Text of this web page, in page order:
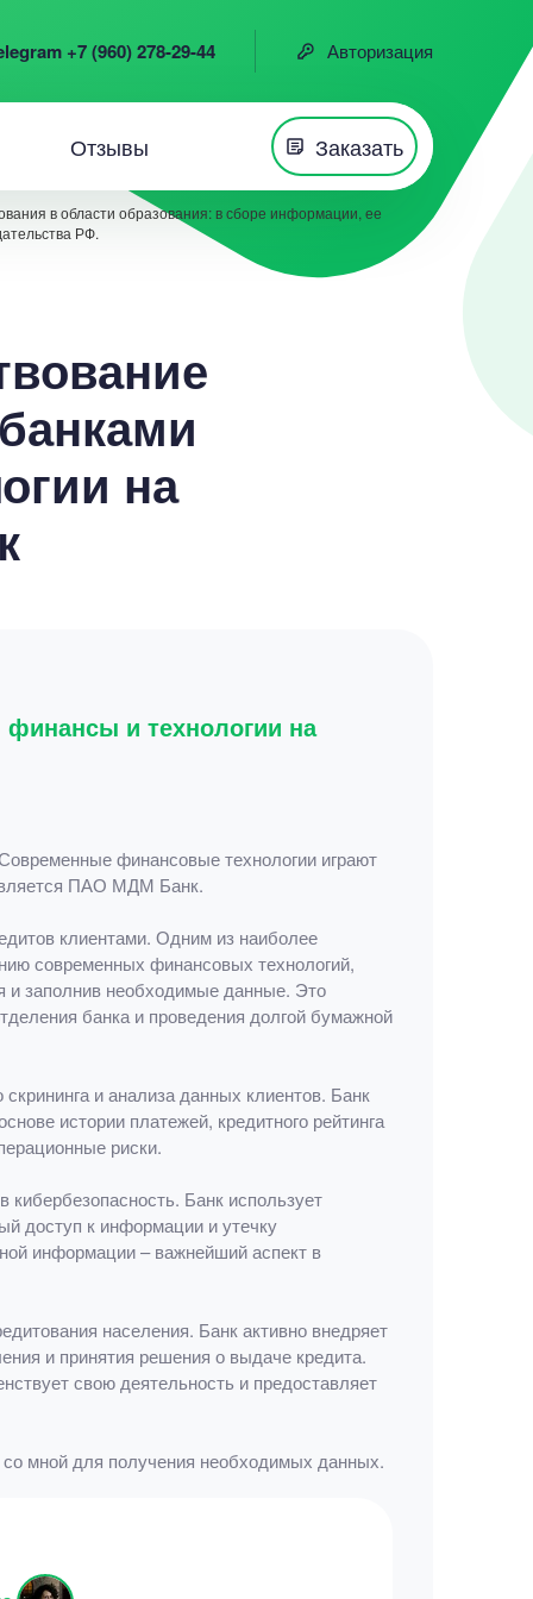
+7 (960) 278-29-44 Авторизация
Отзывы Заказать
в области образования: в сборе информации, ее
РФ.
на
и технологии на
финансовые технологии играют
ПАО МДМ Банк.
клиентами. Одним из наиболее
современных финансовых технологий,
и заполнив необходимые данные. Это
банка и проведения долгой бумажной
и анализа данных клиентов. Банк
истории платежей, кредитного рейтинга
риски.
Банк использует
доступ к информации и утечку
информации – важнейший аспект в
населения. Банк активно внедряет
и принятия решения о выдаче кредита.
свою деятельность и предоставляет
мной для получения необходимых данных.